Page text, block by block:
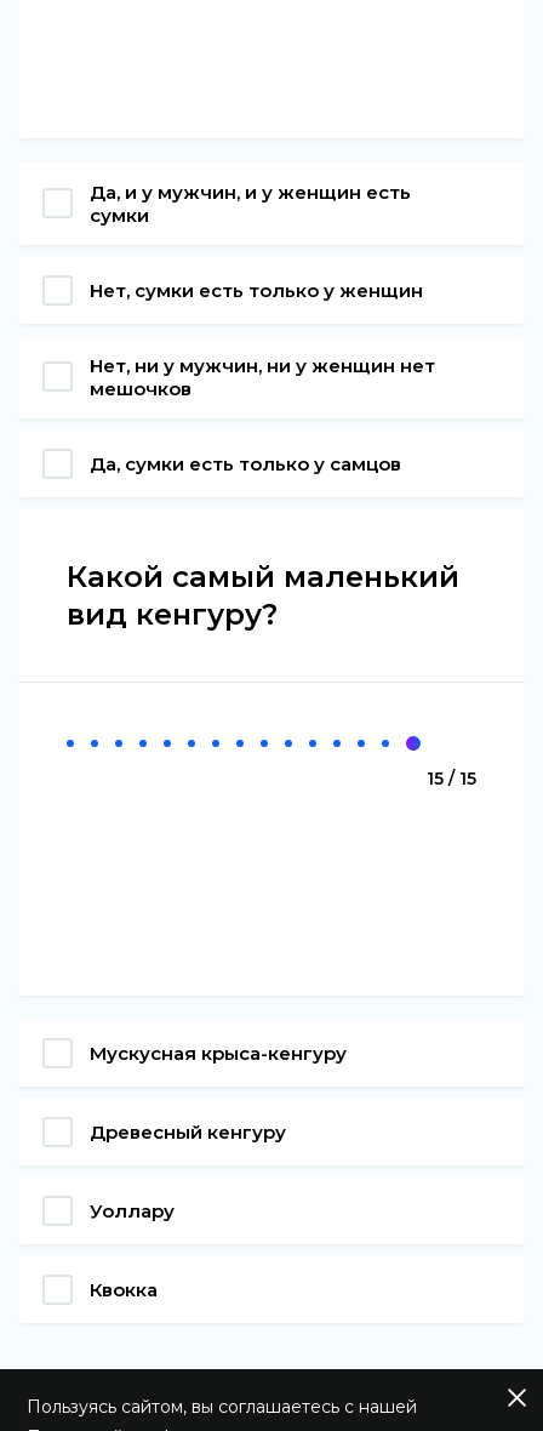
Да, и у мужчин, и у женщин есть
сумки
Нет, сумки есть только у женщин
Нет, ни у мужчин, ни у женщин нет
мешочков
Да, сумки есть только у самцов
Какой самый маленький
вид кенгуру?
15 / 15
Мускусная крыса-кенгуру
Древесный кенгуру
Уоллару
Квокка
Пользуясь сайтом, вы соглашаетесь с нашей